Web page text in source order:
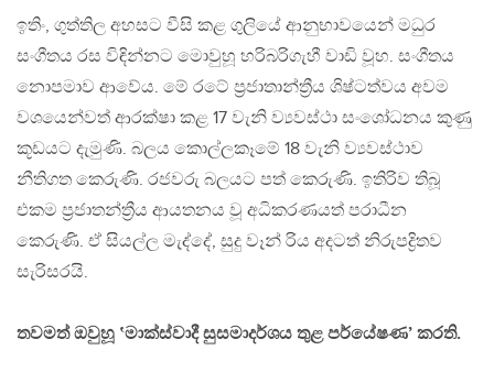
ඉතිං, ගුත්තිල අහසට වීසි කළ ගුලියේ ආනුභාවයෙන් මධුර
සංගීතය රස විඳින්නට මොවුහූ හරිබරිගැහී වාඩි වූහ. සංගීතය
නොපමාව ආවේය. මේ රටේ ප්‍රජාතාන්ත්‍රීය ශිෂ්ටත්වය අවම
වශයෙන්වත් ආරක්ෂා කළ 17 වැනි ව්‍යවස්ථා සංශෝධනය කුණු
කූඩයට දැමුණි. බලය කොල්ලකෑමේ 18 වැනි ව්‍යවස්ථාව
නීතිගත කෙරුණි. රජවරු බලයට පත් කෙරුණි. ඉතිරිව තිබූ
එකම ප්‍රජාතන්ත්‍රීය ආයතනය වූ අධිකරණයත් පරාධීන
කෙරුණි. ඒ සියල්ල මැද්දේ, සුදු වෑන් රිය අදටත් නිරුපද්‍රිතව
සැරිසරයි.
තවමත් ඔවුහූ ‛මාක්ස්වාදී සුසමාදර්ශය තුළ පර්යේෂණ’ කරති.